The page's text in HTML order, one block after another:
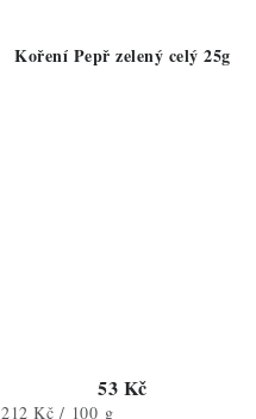
Koření Pepř zelený celý 25g
53 Kč
Měrná
212 Kč / 100 g